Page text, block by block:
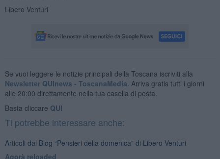
Libero Venturi
Se vuoi leggere le notizie principali della Toscana iscriviti alla
Newsletter QUInews - ToscanaMedia. Arriva gratis tutti i giorni
alle 20:00 direttamente nella tua casella di posta.
Basta cliccare QUI
Ti potrebbe interessare anche:
Articoli dal Blog “Pensieri della domenica” di Libero Venturi
​Agorà reloaded